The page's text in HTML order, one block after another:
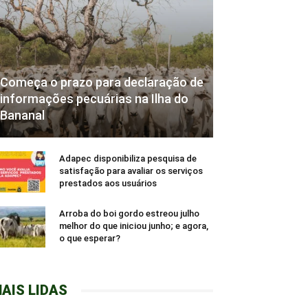
Começa o prazo para declaração de
informações pecuárias na Ilha do
Bananal
Adapec disponibiliza pesquisa de
satisfação para avaliar os serviços
prestados aos usuários
Arroba do boi gordo estreou julho
melhor do que iniciou junho; e agora,
o que esperar?
LIDAS